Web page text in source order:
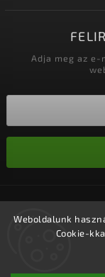
Weboldalunk
Cookie-
Adja meg az